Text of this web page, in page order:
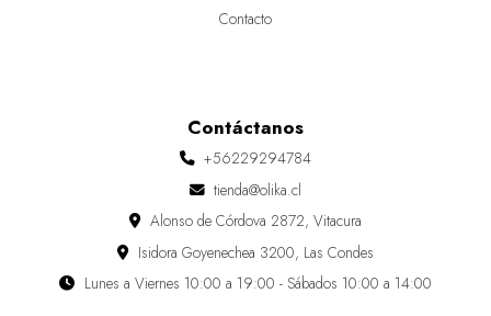
Contacto
Contáctanos
+56229294784
tienda@olika.cl
Alonso de Córdova 2872, Vitacura
Isidora Goyenechea 3200, Las Condes
Lunes a Viernes 10:00 a 19:00 - Sábados 10:00 a 14:00